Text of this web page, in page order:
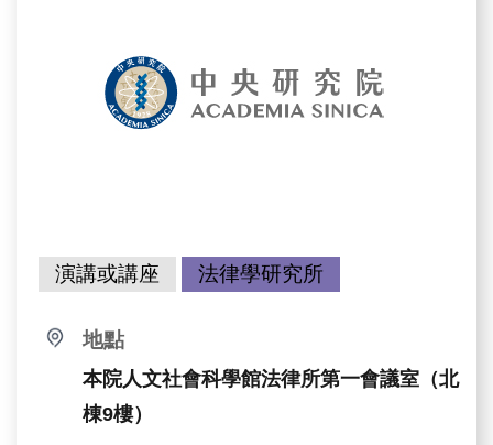
演講或講座 法律學研究所
地點
本院人文社會科學館法律所第一會議室（北
棟9樓）